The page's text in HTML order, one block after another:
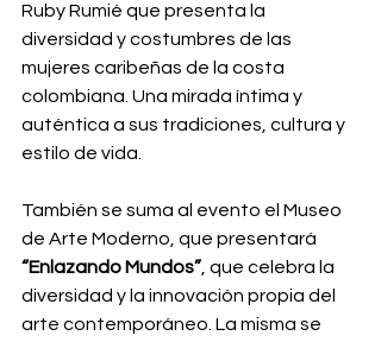
Ruby Rumié que presenta la
diversidad y costumbres de las
mujeres caribeñas de la costa
colombiana. Una mirada íntima y
auténtica a sus tradiciones, cultura y
estilo de vida.
También se suma al evento el Museo
de Arte Moderno, que presentará
“Enlazando Mundos” , que celebra la
diversidad y la innovación propia del
arte contemporáneo. La misma se